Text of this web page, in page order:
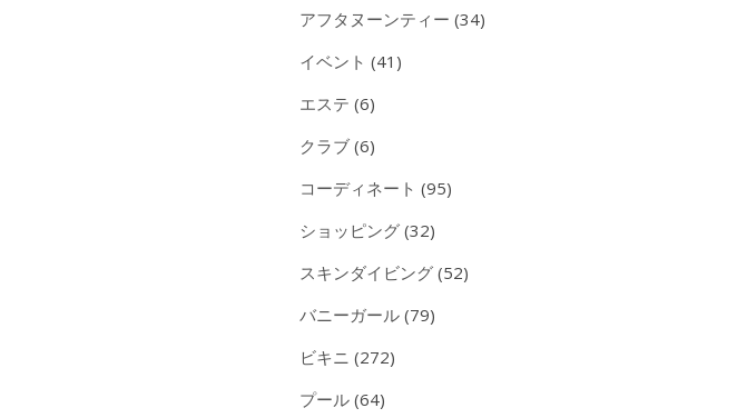
アフタヌーンティー (34)
イベント (41)
エステ (6)
クラブ (6)
コーディネート (95)
ショッピング (32)
スキンダイビング (52)
バニーガール (79)
ビキニ (272)
プール (64)